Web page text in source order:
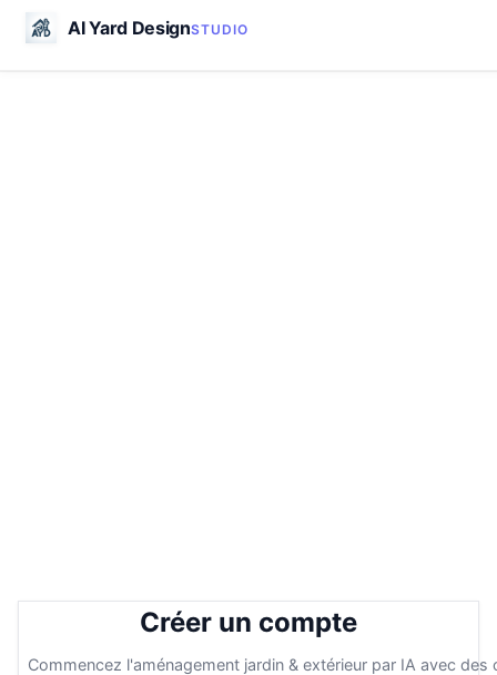
AI Yard DesignSTUDIO
Créer un compte
Commencez l'aménagement jardin & extérieur par IA avec